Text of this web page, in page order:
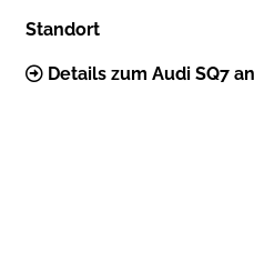
Standort
Details zum Audi SQ7